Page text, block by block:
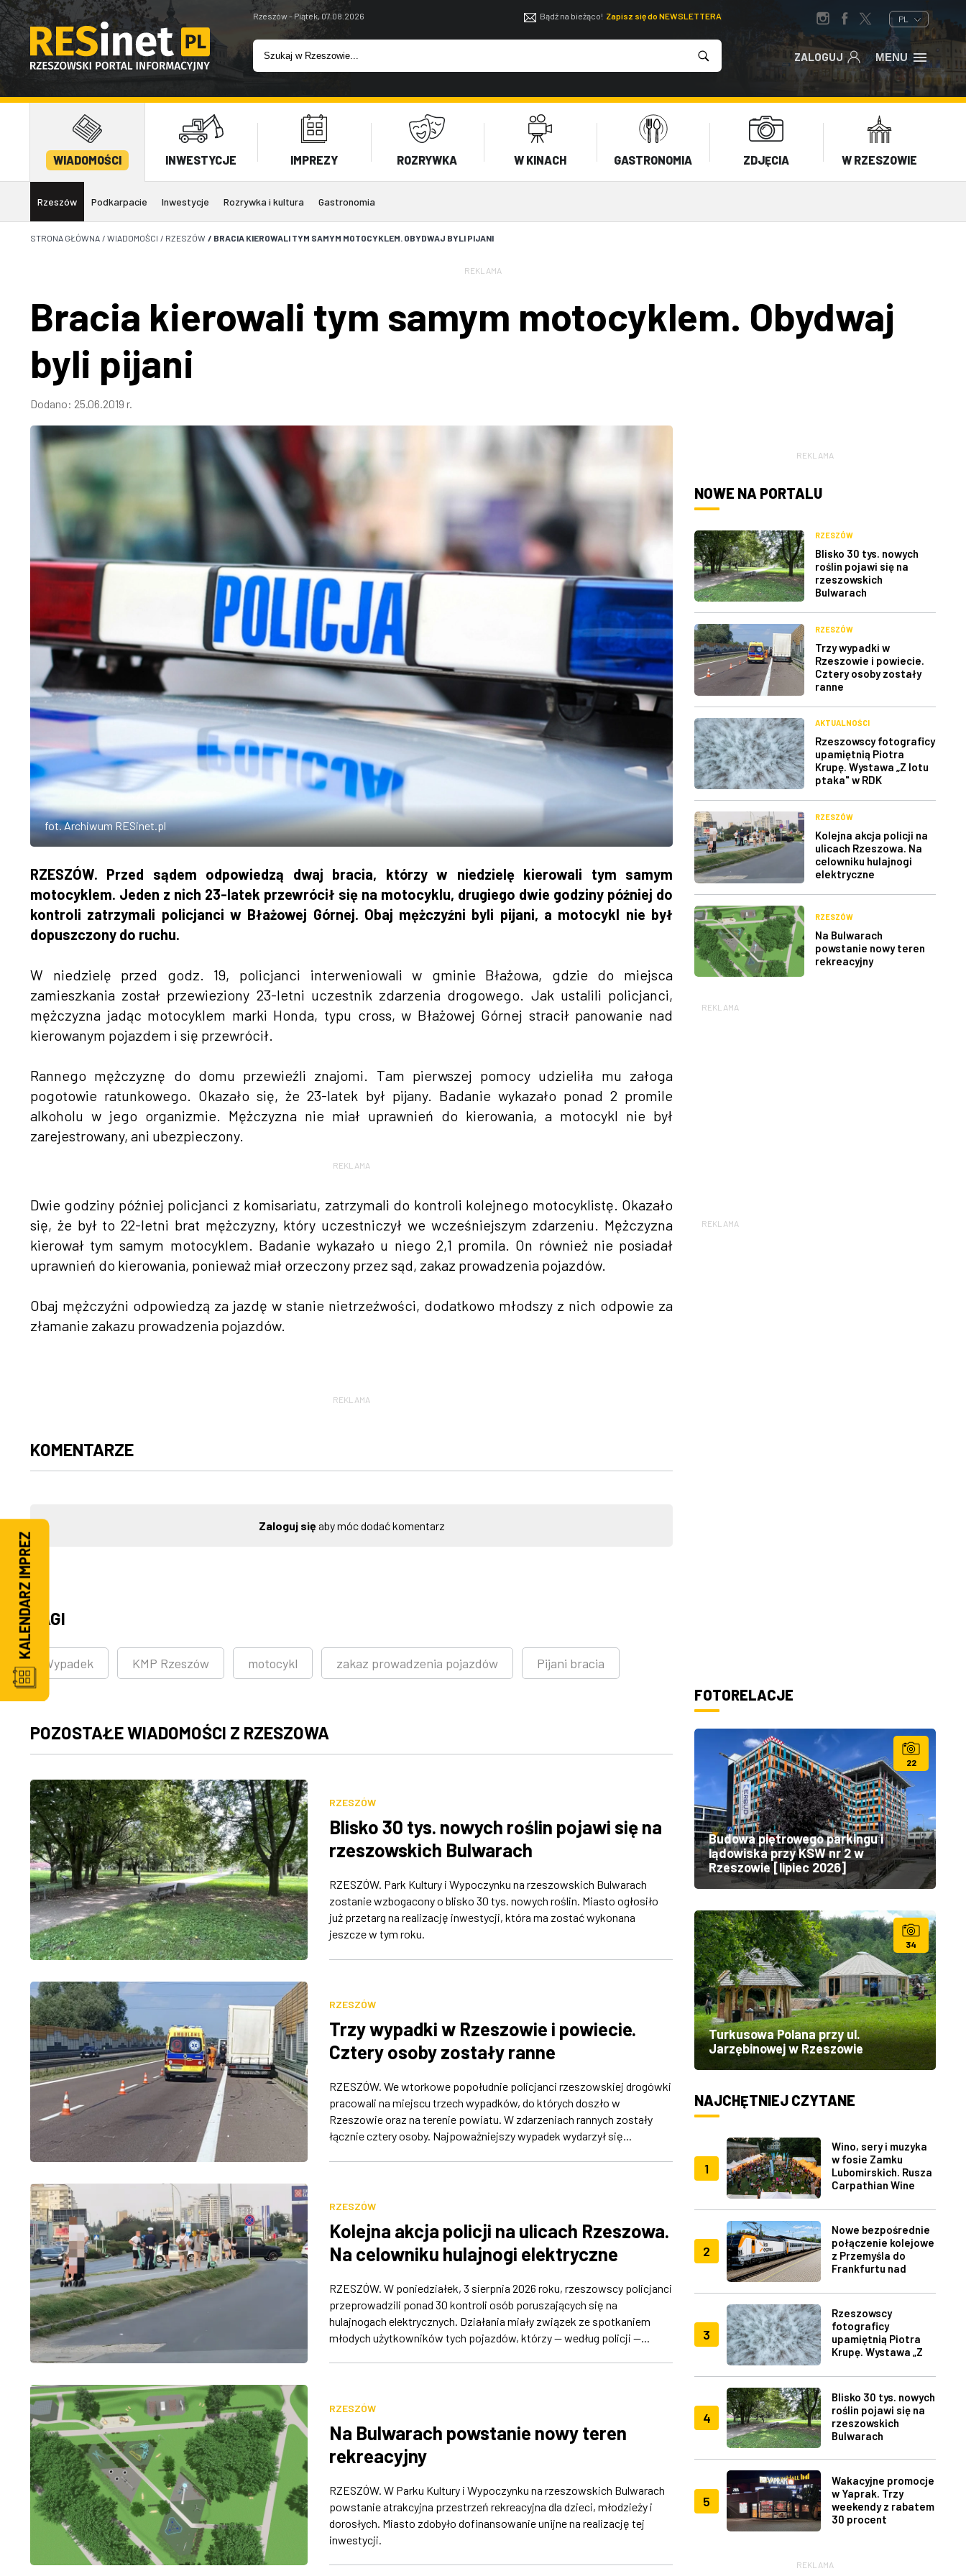
Rzeszów - Piątek, 07.08.2026 Bądź na bieżąco! Zapisz się do NEWSLETTERA PL
ZALOGUJ MENU
WIADOMOŚCI INWESTYCJE IMPREZY ROZRYWKA W KINACH GASTRONOMIA ZDJĘCIA W RZESZOWIE
Rzeszów Podkarpacie Inwestycje Rozrywka i kultura Gastronomia
STRONA GŁÓWNA / WIADOMOŚCI / RZESZÓW / BRACIA KIEROWALI TYM SAMYM MOTOCYKLEM. OBYDWAJ BYLI PIJANI
REKLAMA
Bracia kierowali tym samym motocyklem. Obydwaj
byli pijani
Dodano: 25.06.2019 r.
fot. Archiwum RESinet.pl
RZESZÓW. Przed sądem odpowiedzą dwaj bracia, którzy w niedzielę kierowali tym samym
motocyklem. Jeden z nich 23-latek przewrócił się na motocyklu, drugiego dwie godziny później do
kontroli zatrzymali policjanci w Błażowej Górnej. Obaj mężczyźni byli pijani, a motocykl nie był
dopuszczony do ruchu.
W niedzielę przed godz. 19, policjanci interweniowali w gminie Błażowa, gdzie do miejsca
zamieszkania został przewieziony 23-letni uczestnik zdarzenia drogowego. Jak ustalili policjanci,
mężczyzna jadąc motocyklem marki Honda, typu cross, w Błażowej Górnej stracił panowanie nad
kierowanym pojazdem i się przewrócił.
Rannego mężczyznę do domu przewieźli znajomi. Tam pierwszej pomocy udzieliła mu załoga
pogotowie ratunkowego. Okazało się, że 23-latek był pijany. Badanie wykazało ponad 2 promile
alkoholu w jego organizmie. Mężczyzna nie miał uprawnień do kierowania, a motocykl nie był
zarejestrowany, ani ubezpieczony.
REKLAMA
Dwie godziny później policjanci z komisariatu, zatrzymali do kontroli kolejnego motocyklistę. Okazało
się, że był to 22-letni brat mężczyzny, który uczestniczył we wcześniejszym zdarzeniu. Mężczyzna
kierował tym samym motocyklem. Badanie wykazało u niego 2,1 promila. On również nie posiadał
uprawnień do kierowania, ponieważ miał orzeczony przez sąd, zakaz prowadzenia pojazdów.
Obaj mężczyźni odpowiedzą za jazdę w stanie nietrzeźwości, dodatkowo młodszy z nich odpowie za
złamanie zakazu prowadzenia pojazdów.
REKLAMA
KOMENTARZE
Zaloguj sięaby móc dodać komentarz
TAGI
Wypadek KMP Rzeszów motocykl zakaz prowadzenia pojazdów Pijani bracia
POZOSTAŁE WIADOMOŚCI Z RZESZOWA
RZESZÓW
Blisko 30 tys. nowych roślin pojawi się na
rzeszowskich Bulwarach
RZESZÓW. Park Kultury i Wypoczynku na rzeszowskich Bulwarach
zostanie wzbogacony o blisko 30 tys. nowych roślin. Miasto ogłosiło
już przetarg na realizację inwestycji, która ma zostać wykonana
jeszcze w tym roku.
RZESZÓW
Trzy wypadki w Rzeszowie i powiecie.
Cztery osoby zostały ranne
RZESZÓW. We wtorkowe popołudnie policjanci rzeszowskiej drogówki
pracowali na miejscu trzech wypadków, do których doszło w
Rzeszowie oraz na terenie powiatu. W zdarzeniach rannych zostały
łącznie cztery osoby. Najpoważniejszy wypadek wydarzył się...
RZESZÓW
Kolejna akcja policji na ulicach Rzeszowa.
Na celowniku hulajnogi elektryczne
RZESZÓW. W poniedziałek, 3 sierpnia 2026 roku, rzeszowscy policjanci
przeprowadzili ponad 30 kontroli osób poruszających się na
hulajnogach elektrycznych. Działania miały związek ze spotkaniem
młodych użytkowników tych pojazdów, którzy — według policji —...
RZESZÓW
Na Bulwarach powstanie nowy teren
rekreacyjny
RZESZÓW. W Parku Kultury i Wypoczynku na rzeszowskich Bulwarach
powstanie atrakcyjna przestrzeń rekreacyjna dla dzieci, młodzieży i
dorosłych. Miasto zdobyło dofinansowanie unijne na realizację tej
inwestycji.
REKLAMA
NOWE NA PORTALU
RZESZÓW
Blisko 30 tys. nowych
roślin pojawi się na
rzeszowskich
Bulwarach
RZESZÓW
Trzy wypadki w
Rzeszowie i powiecie.
Cztery osoby zostały
ranne
AKTUALNOŚCI
Rzeszowscy fotograficy
upamiętnią Piotra
Krupę. Wystawa „Z lotu
ptaka" w RDK
RZESZÓW
Kolejna akcja policji na
ulicach Rzeszowa. Na
celowniku hulajnogi
elektryczne
RZESZÓW
Na Bulwarach
powstanie nowy teren
rekreacyjny
REKLAMA
REKLAMA
FOTORELACJE
22
Budowa piętrowego parkingu i
lądowiska przy KSW nr 2 w
Rzeszowie [lipiec 2026]
34
Turkusowa Polana przy ul.
Jarzębinowej w Rzeszowie
NAJCHĘTNIEJ CZYTANE
1
Wino, sery i muzyka
w fosie Zamku
Lubomirskich. Rusza
Carpathian Wine
2
Nowe bezpośrednie
połączenie kolejowe
z Przemyśla do
Frankfurtu nad
3
Rzeszowscy
fotograficy
upamiętnią Piotra
Krupę. Wystawa „Z
4
Blisko 30 tys. nowych
roślin pojawi się na
rzeszowskich
Bulwarach
5
Wakacyjne promocje
w Yaprak. Trzy
weekendy z rabatem
30 procent
REKLAMA
KALENDARZ IMPREZ